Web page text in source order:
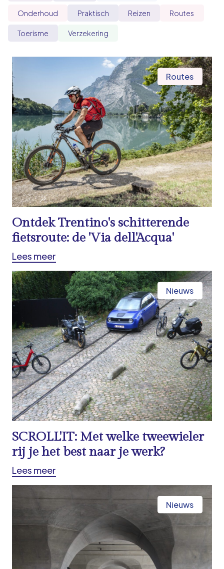
Onderhoud Praktisch Reizen Routes
Toerisme Verzekering
Routes
Ontdek Trentino's schitterende
fietsroute: de 'Via dell'Acqua'
Lees meer
Nieuws
SCROLL'IT: Met welke tweewieler
rij je het best naar je werk?
Lees meer
Nieuws